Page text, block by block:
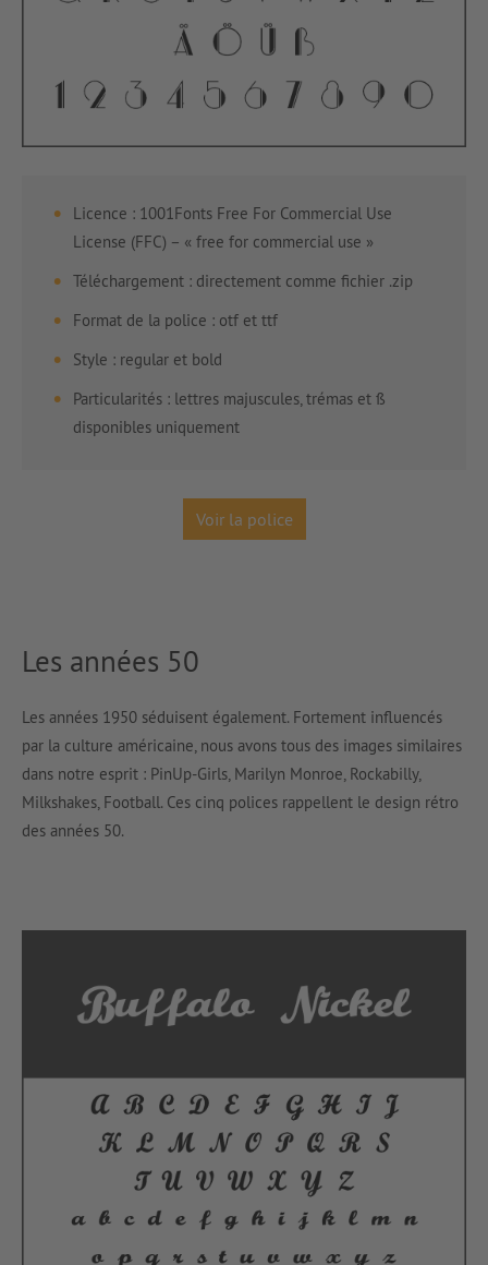
Licence : 1001Fonts Free For Commercial Use
License (FFC) – « free for commercial use »
Téléchargement : directement comme fichier .zip
Format de la police : otf et ttf
Style : regular et bold
Particularités : lettres majuscules, trémas et ß
disponibles uniquement
Voir la police
Les années 50
Les années 1950 séduisent également. Fortement influencés
par la culture américaine, nous avons tous des images similaires
dans notre esprit : PinUp-Girls, Marilyn Monroe, Rockabilly,
Milkshakes, Football. Ces cinq polices rappellent le design rétro
des années 50.